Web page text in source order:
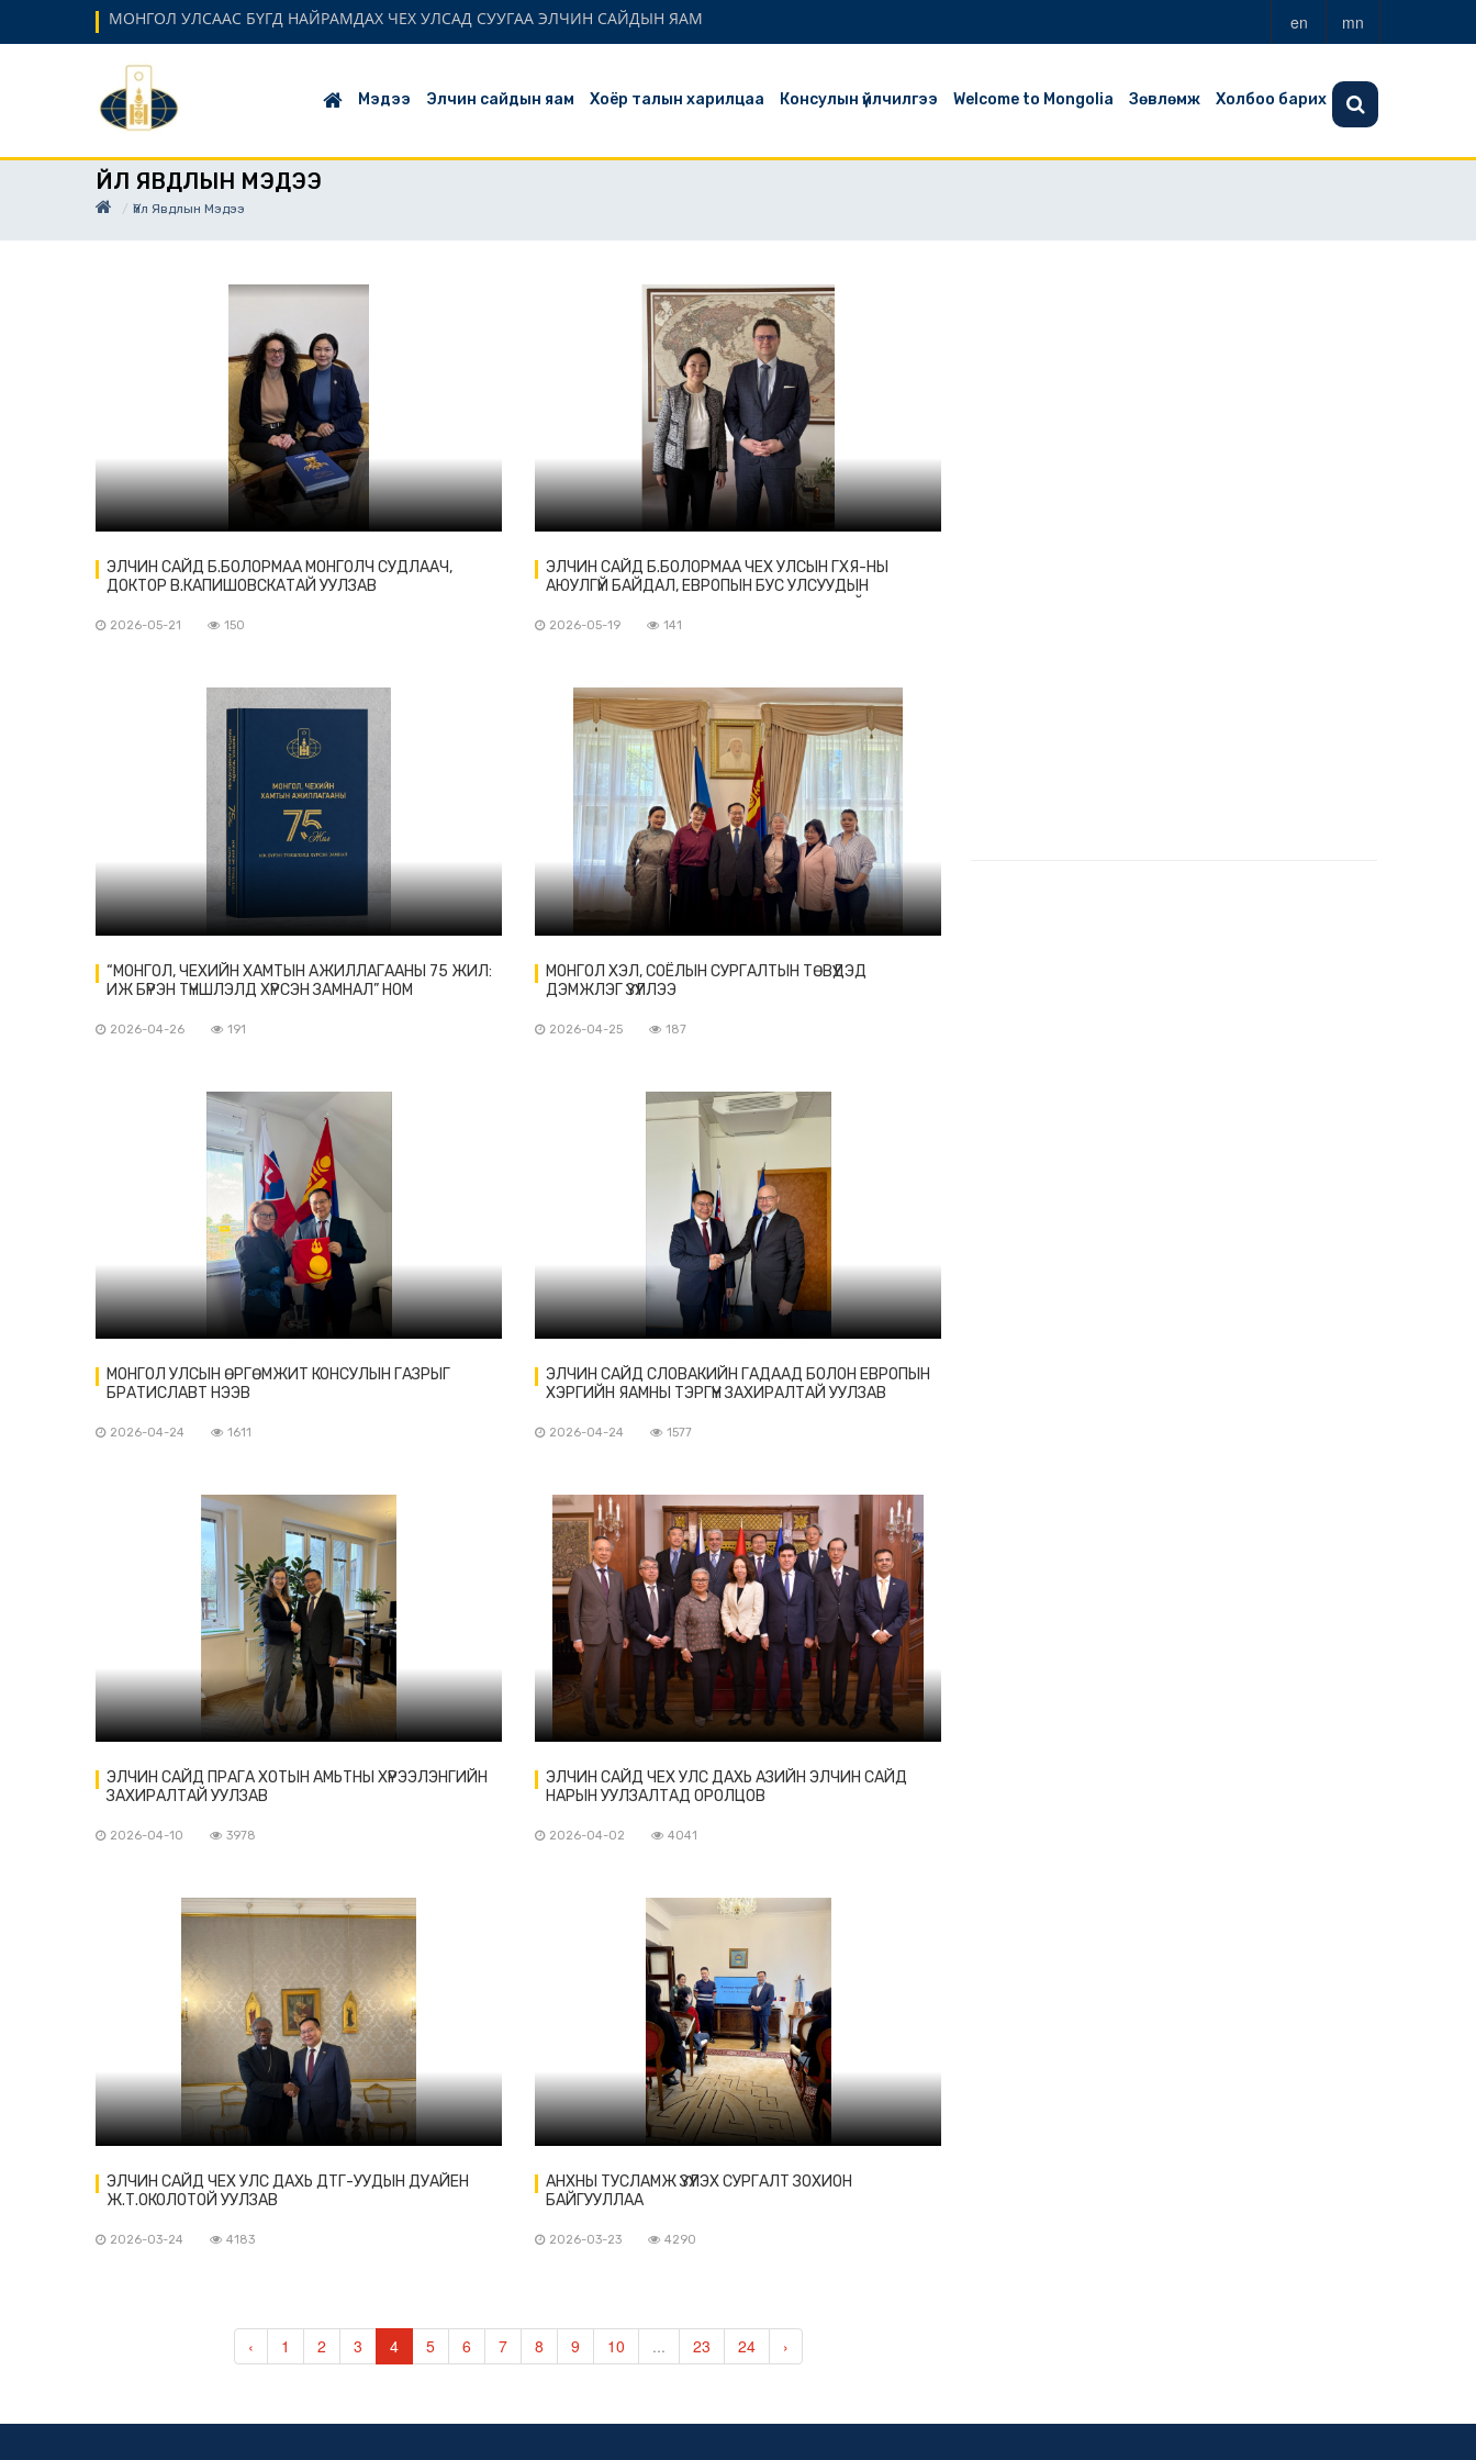
МОНГОЛ УЛСААС БҮГД НАЙРАМДАХ ЧЕХ УЛСАД СУУГАА ЭЛЧИН САЙДЫН ЯАМ en mn
Мэдээ Элчин сайдын яам Хоёр талын харилцаа Консулын үйлчилгээ Welcome to Mongolia Зөвлөмж Холбоо барих
ҮЙЛ ЯВДЛЫН МЭДЭЭ
Үйл Явдлын Мэдээ
ЭЛЧИН САЙД Б.БОЛОРМАА МОНГОЛЧ СУДЛААЧ,
ДОКТОР В.КАПИШОВСКАТАЙ УУЛЗАВ
2026-05-21 150
ЭЛЧИН САЙД Б.БОЛОРМАА ЧЕХ УЛСЫН ГХЯ-НЫ
АЮУЛГҮЙ БАЙДАЛ, ЕВРОПЫН БУС УЛСУУДЫН
2026-05-19 141
“МОНГОЛ, ЧЕХИЙН ХАМТЫН АЖИЛЛАГААНЫ 75 ЖИЛ:
ИЖ БҮРЭН ТҮНШЛЭЛД ХҮРСЭН ЗАМНАЛ” НОМ
2026-04-26 191
МОНГОЛ ХЭЛ, СОЁЛЫН СУРГАЛТЫН ТӨВҮҮДЭД
ДЭМЖЛЭГ ҮЗҮҮЛЛЭЭ
2026-04-25 187
МОНГОЛ УЛСЫН ӨРГӨМЖИТ КОНСУЛЫН ГАЗРЫГ
БРАТИСЛАВТ НЭЭВ
2026-04-24 1611
ЭЛЧИН САЙД СЛОВАКИЙН ГАДААД БОЛОН ЕВРОПЫН
ХЭРГИЙН ЯАМНЫ ТЭРГҮҮН ЗАХИРАЛТАЙ УУЛЗАВ
2026-04-24 1577
ЭЛЧИН САЙД ПРАГА ХОТЫН АМЬТНЫ ХҮРЭЭЛЭНГИЙН
ЗАХИРАЛТАЙ УУЛЗАВ
2026-04-10 3978
ЭЛЧИН САЙД ЧЕХ УЛС ДАХЬ АЗИЙН ЭЛЧИН САЙД
НАРЫН УУЛЗАЛТАД ОРОЛЦОВ
2026-04-02 4041
ЭЛЧИН САЙД ЧЕХ УЛС ДАХЬ ДТГ-УУДЫН ДУАЙЕН
Ж.Т.ОКОЛОТОЙ УУЛЗАВ
2026-03-24 4183
АНХНЫ ТУСЛАМЖ ҮЗҮҮЛЭХ СУРГАЛТ ЗОХИОН
БАЙГУУЛЛАА
2026-03-23 4290
‹ 1 2 3 4 5 6 7 8 9 10 ... 23 24 ›